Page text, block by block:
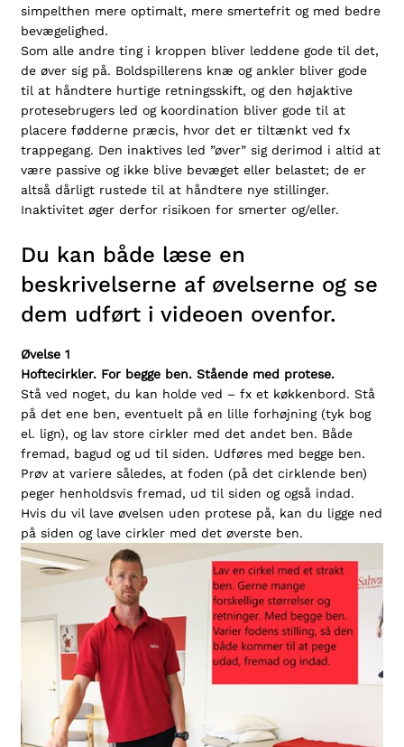
simpelthen mere optimalt, mere smertefrit og med bedre
bevægelighed.
Som alle andre ting i kroppen bliver leddene gode til det,
de øver sig på. Boldspillerens knæ og ankler bliver gode
til at håndtere hurtige retningsskift, og den højaktive
protesebrugers led og koordination bliver gode til at
placere fødderne præcis, hvor det er tiltænkt ved fx
trappegang. Den inaktives led ”øver” sig derimod i altid at
være passive og ikke blive bevæget eller belastet; de er
altså dårligt rustede til at håndtere nye stillinger.
Inaktivitet øger derfor risikoen for smerter og/eller.
Du kan både læse en
beskrivelserne af øvelserne og se
dem udført i videoen ovenfor.
Øvelse 1
Hoftecirkler. For begge ben. Stående med protese.
Stå ved noget, du kan holde ved – fx et køkkenbord. Stå
på det ene ben, eventuelt på en lille forhøjning (tyk bog
el. lign), og lav store cirkler med det andet ben. Både
fremad, bagud og ud til siden. Udføres med begge ben.
Prøv at variere således, at foden (på det cirklende ben)
peger henholdsvis fremad, ud til siden og også indad.
Hvis du vil lave øvelsen uden protese på, kan du ligge ned
på siden og lave cirkler med det øverste ben.